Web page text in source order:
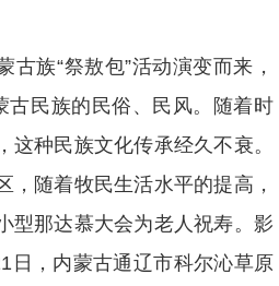
古族“祭敖包”活动演变而来，
古民族的民俗、民风。随着时
这种民族文化传承经久不衰。
，随着牧民生活水平的提高，
型那达慕大会为老人祝寿。影
日，内蒙古通辽市科尔沁草原